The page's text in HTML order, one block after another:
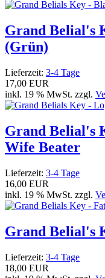
Grand Belial's
(Grün)
Lieferzeit: 3-4 Tage
17,00 EUR
inkl. 19 % MwSt. zzgl.
Grand Belial's
Wife Beater
Lieferzeit: 3-4 Tage
16,00 EUR
inkl. 19 % MwSt. zzgl.
Grand Belial's
Lieferzeit: 3-4 Tage
18,00 EUR